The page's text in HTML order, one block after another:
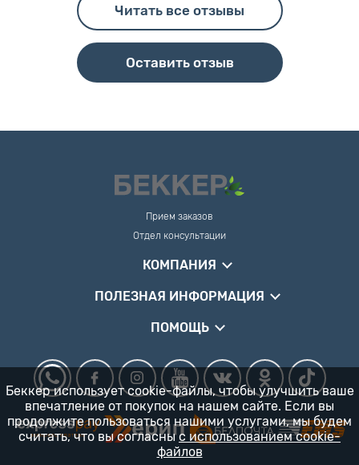
Читать все отзывы
Оставить отзыв
Прием заказов
Отдел консультации
КОМПАНИЯ
ПОЛЕЗНАЯ ИНФОРМАЦИЯ
ПОМОЩЬ
Беккер использует cookie-файлы, чтобы улучшить ваше
впечатление от покупок на нашем сайте. Если вы
продолжите пользоваться нашими услугами, мы будем
считать, что вы согласны с использованием cookie-
файлов